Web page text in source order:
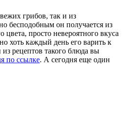
грибов, так и из
бесподобным он получается из
цвета, просто невероятного вкуса
хоть каждый день его варить к
рецептов такого блюда вы
по ссылке. А сегодня еще один